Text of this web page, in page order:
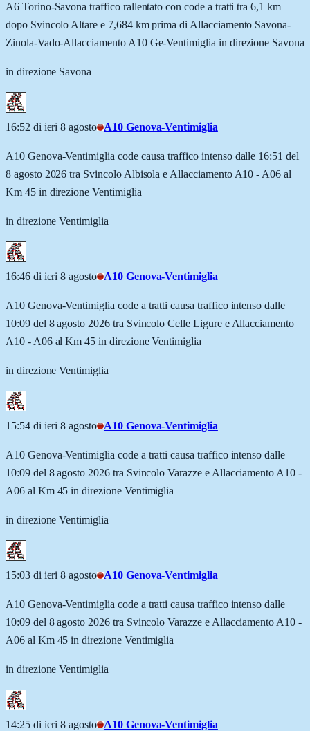
A6 Torino-Savona traffico rallentato con code a tratti tra 6,1 km
dopo Svincolo Altare e 7,684 km prima di Allacciamento Savona-
Zinola-Vado-Allacciamento A10 Ge-Ventimiglia in direzione Savona
in direzione Savona
16:52 di ieri 8 agosto A10 Genova-Ventimiglia
A10 Genova-Ventimiglia code causa traffico intenso dalle 16:51 del
8 agosto 2026 tra Svincolo Albisola e Allacciamento A10 - A06 al
Km 45 in direzione Ventimiglia
in direzione Ventimiglia
16:46 di ieri 8 agosto A10 Genova-Ventimiglia
A10 Genova-Ventimiglia code a tratti causa traffico intenso dalle
10:09 del 8 agosto 2026 tra Svincolo Celle Ligure e Allacciamento
A10 - A06 al Km 45 in direzione Ventimiglia
in direzione Ventimiglia
15:54 di ieri 8 agosto A10 Genova-Ventimiglia
A10 Genova-Ventimiglia code a tratti causa traffico intenso dalle
10:09 del 8 agosto 2026 tra Svincolo Varazze e Allacciamento A10 -
A06 al Km 45 in direzione Ventimiglia
in direzione Ventimiglia
15:03 di ieri 8 agosto A10 Genova-Ventimiglia
A10 Genova-Ventimiglia code a tratti causa traffico intenso dalle
10:09 del 8 agosto 2026 tra Svincolo Varazze e Allacciamento A10 -
A06 al Km 45 in direzione Ventimiglia
in direzione Ventimiglia
14:25 di ieri 8 agosto A10 Genova-Ventimiglia